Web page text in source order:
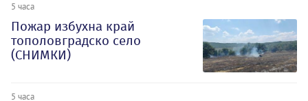
5 часа
Пожар избухна край
тополовградско село
(СНИМКИ)
5 часа